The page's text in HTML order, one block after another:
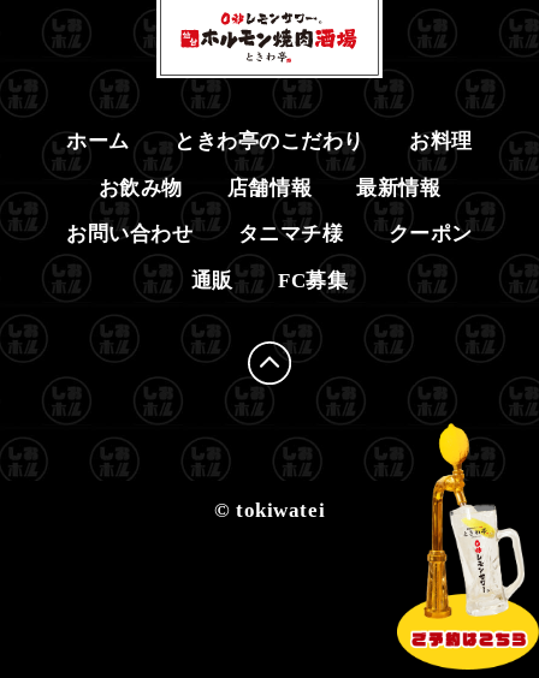
ホーム ときわ亭のこだわり お料理
お飲み物 店舗情報 最新情報
お問い合わせ タニマチ様 クーポン
通販 FC募集
© tokiwatei